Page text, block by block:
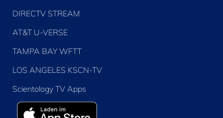
DIRECTV STREAM
AT&T U-VERSE
TAMPA BAY WFTT
LOS ANGELES KSCN-TV
Scientology TV Apps